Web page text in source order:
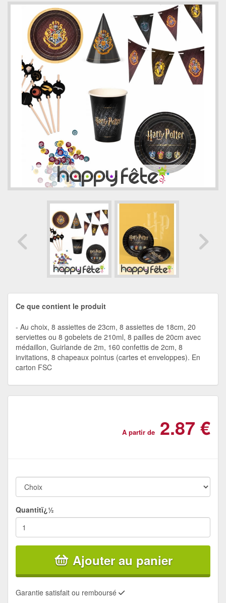
Ce que contient le produit
Au choix, 8 assiettes de 23cm, 8 assiettes de 18cm, 20
serviettes ou 8 gobelets de 210ml, 8 pailles de 20cm avec
médaillon, Guirlande de 2m, 160 confettis de 2cm, 8
invitations, 8 chapeaux pointus (cartes et enveloppes). En
carton FSC
A partir de 2.87 €
Quantitï¿½
Ajouter au panier
Garantie satisfait ou remboursé